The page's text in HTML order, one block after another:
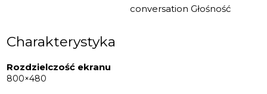
conversation Głośność
Charakterystyka
Rozdzielczość ekranu
800×480